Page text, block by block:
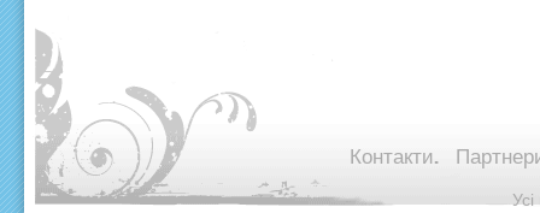
Контакти.
©